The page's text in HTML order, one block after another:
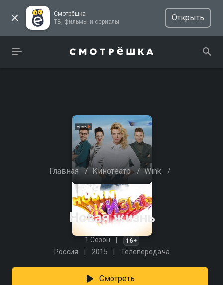
Смотрёшка
ТВ, фильмы и сериалы
Открыть
Главная / Кинотеатр / Wink /
Новая жизнь
1 Сезон 16+
Россия 2015 Телепередача
Смотреть